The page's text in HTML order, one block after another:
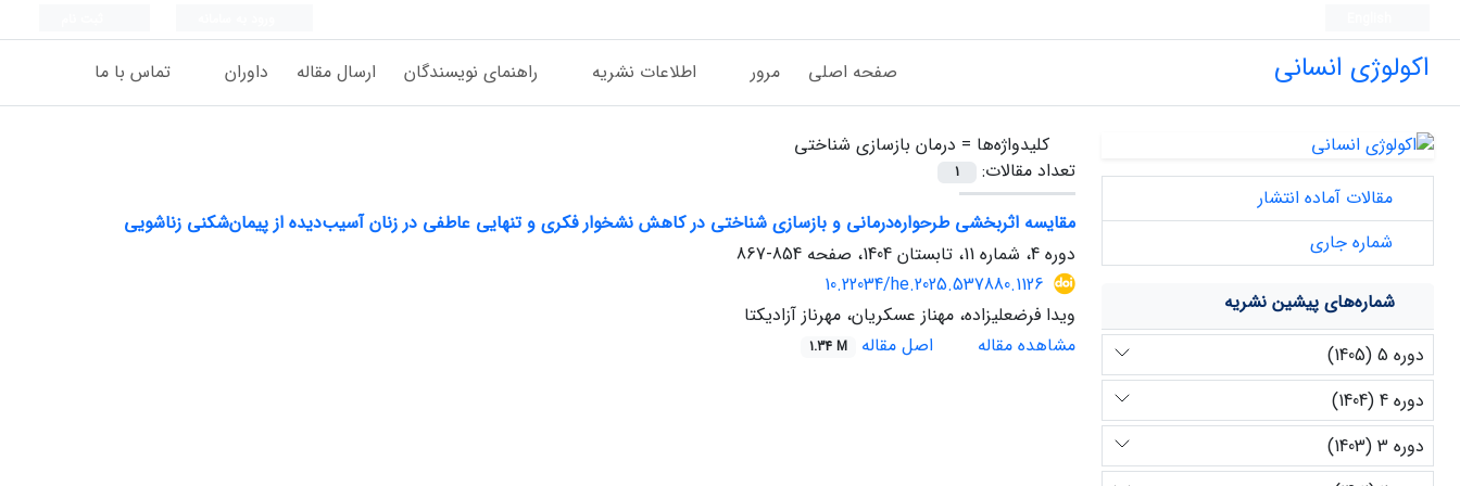
اکولوژی انسانی صفحه اصلی مرور اطلاعات نشریه راهنمای نویسندگان ارسال مقاله داوران تماس با ما
کلیدواژه‌ها = درمان بازسازی شناختی
تعداد مقالات:
1
مقایسه اثربخشی طرحواره‌درمانی و بازسازی شناختی در کاهش نشخوار فکری و تنهایی عاطفی در زنان آسیب‌دیده از پیمان‌شکنی زناشویی
دوره 4، شماره 11، تابستان 1404، صفحه
854-867
10.22034/he.2025.537880.1126
ویدا فرضعلیزاده، مهناز عسکریان، مهرناز آزادیکتا
مشاهده مقاله
اصل مقاله 1.34 M
مقالات آماده انتشار
شماره جاری
شماره‌های پیشین نشریه
دوره 5 (1405)
دوره 4 (1404)
دوره 3 (1403)